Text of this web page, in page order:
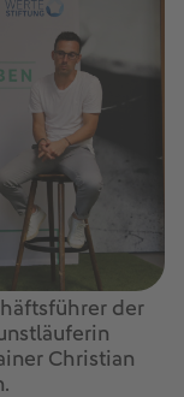
der
Christian